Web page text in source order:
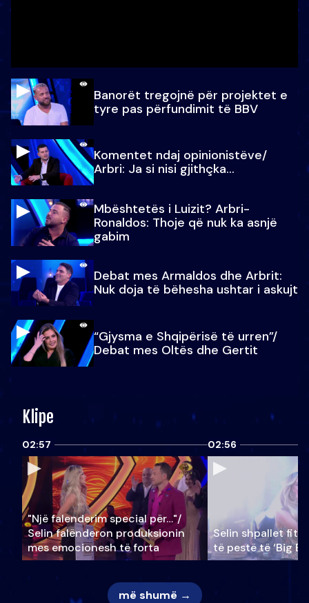
Banorët tregojnë për projektet e
tyre pas përfundimit të BBV
Komentet ndaj opinionistëve/
Arbri: Ja si nisi gjithçka…
Mbështetës i Luizit? Arbri-
Ronaldos: Thoje që nuk ka asnjë
gabim
Debat mes Armaldos dhe Arbrit:
Nuk doja të bëhesha ushtar i askujt
“Gjysma e Shqipërisë të urren”/
Debat mes Oltës dhe Gertit
Klipe
02:57
"Një falenderim special për…"/
Selin falënderon produksionin
mes emocionesh të forta
02:56
Selin shpallet
të pestë të ‘Big
më shumë →